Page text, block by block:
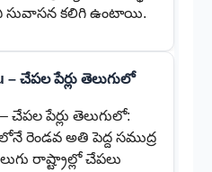
సువాసన కలిగి ఉంటాయి.
– చేపల పేర్లు తెలుగులో
చేపల పేర్లు తెలుగులో:
రెండవ అతి పెద్ద సముద్ర
రాష్ట్రాల్లో చేపలు